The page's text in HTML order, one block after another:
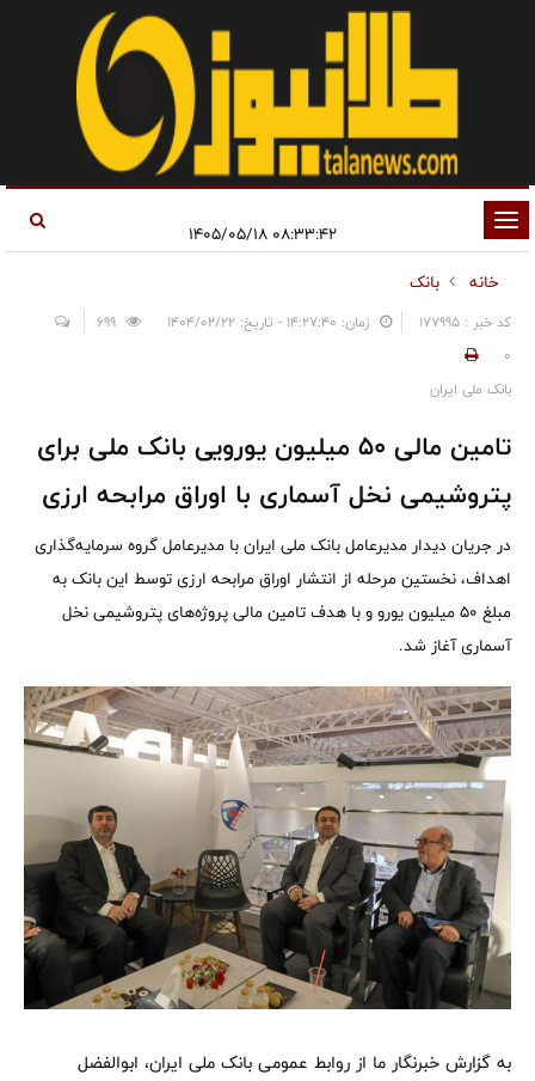
تغییر
وضعیت
ناوبری
۰۸:۳۳:۴۲ ۱۴۰۵/۰۵/۱۸
خانه
بانک
کد خبر : 177995 زمان: ۱۴:۲۷:۴۰ - تاریخ: ۱۴۰۴/۰۲/۲۲
0
بانک ملی ایران
تامین مالی ۵۰ میلیون یورویی بانک ملی برای
پتروشیمی نخل آسماری با اوراق مرابحه ارزی
در جریان دیدار مدیرعامل بانک ملی ایران با مدیرعامل گروه سرمایه‌گذاری
اهداف، نخستین مرحله از انتشار اوراق مرابحه ارزی توسط این بانک به
مبلغ ۵۰ میلیون یورو و با هدف تامین مالی پروژه‌های پتروشیمی نخل
آسماری آغاز شد.
به گزارش خبرنگار ما از روابط عمومی بانک ملی ایران، ابوالفضل